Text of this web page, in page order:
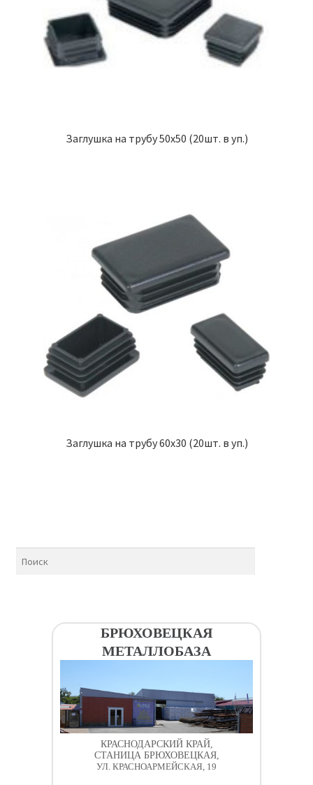
Заглушка на трубу 50х50 (20шт. в уп.)
Заглушка на трубу 60х30 (20шт. в уп.)
БРЮХОВЕЦКАЯ
МЕТАЛЛОБАЗА
КРАСНОДАРСКИЙ КРАЙ,
СТАНИЦА БРЮХОВЕЦКАЯ,
УЛ. КРАСНОАРМЕЙСКАЯ, 19